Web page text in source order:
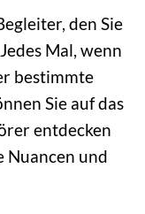
den Sie
Mal, wenn
bestimmte
Sie auf das
entdecken
Nuancen und